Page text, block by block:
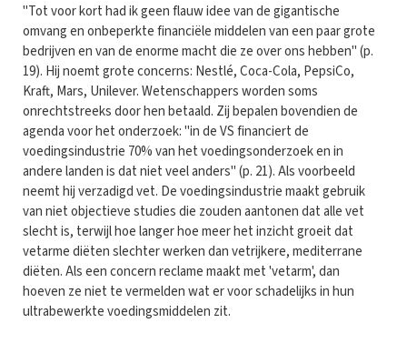
"Tot voor kort had ik geen flauw idee van de gigantische
omvang en onbeperkte financiële middelen van een paar grote
bedrijven en van de enorme macht die ze over ons hebben" (p.
19). Hij noemt grote concerns: Nestlé, Coca-Cola, PepsiCo,
Kraft, Mars, Unilever. Wetenschappers worden soms
onrechtstreeks door hen betaald. Zij bepalen bovendien de
agenda voor het onderzoek: "in de VS financiert de
voedingsindustrie 70% van het voedingsonderzoek en in
andere landen is dat niet veel anders" (p. 21). Als voorbeeld
neemt hij verzadigd vet. De voedingsindustrie maakt gebruik
van niet objectieve studies die zouden aantonen dat alle vet
slecht is, terwijl hoe langer hoe meer het inzicht groeit dat
vetarme diëten slechter werken dan vetrijkere, mediterrane
diëten. Als een concern reclame maakt met 'vetarm', dan
hoeven ze niet te vermelden wat er voor schadelijks in hun
ultrabewerkte voedingsmiddelen zit.